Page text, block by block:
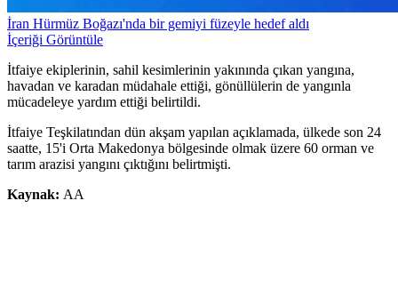
İran Hürmüz Boğazı'nda bir gemiyi füzeyle hedef aldı
İçeriği Görüntüle
İtfaiye ekiplerinin, sahil kesimlerinin yakınında çıkan yangına,
havadan ve karadan müdahale ettiği, gönüllülerin de yangınla
mücadeleye yardım ettiği belirtildi.
İtfaiye Teşkilatından dün akşam yapılan açıklamada, ülkede son 24
saatte, 15'i Orta Makedonya bölgesinde olmak üzere 60 orman ve
tarım arazisi yangını çıktığını belirtmişti.
Kaynak: AA